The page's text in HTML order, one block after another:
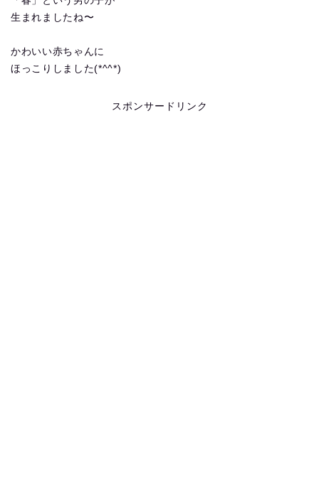
生まれましたね〜
かわいい赤ちゃんに
ほっこりしました(*^^*)
スポンサードリンク